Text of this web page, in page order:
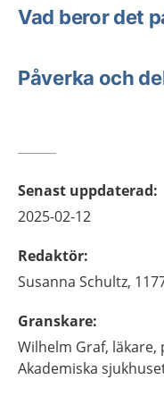
Vad beror det
Påverka och
Senast uppdaterad:
2025-02-12
Redaktör:
Susanna Schultz,
Granskare:
Wilhelm Graf, läkare,
Akademiska